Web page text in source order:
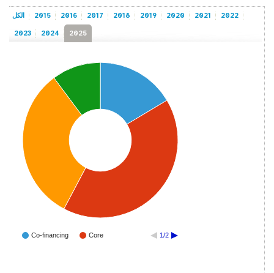
الكل 2015 2016 2017 2018 2019 2020 2021 2022
2023 2024 2025
Co-financing Core 1/2